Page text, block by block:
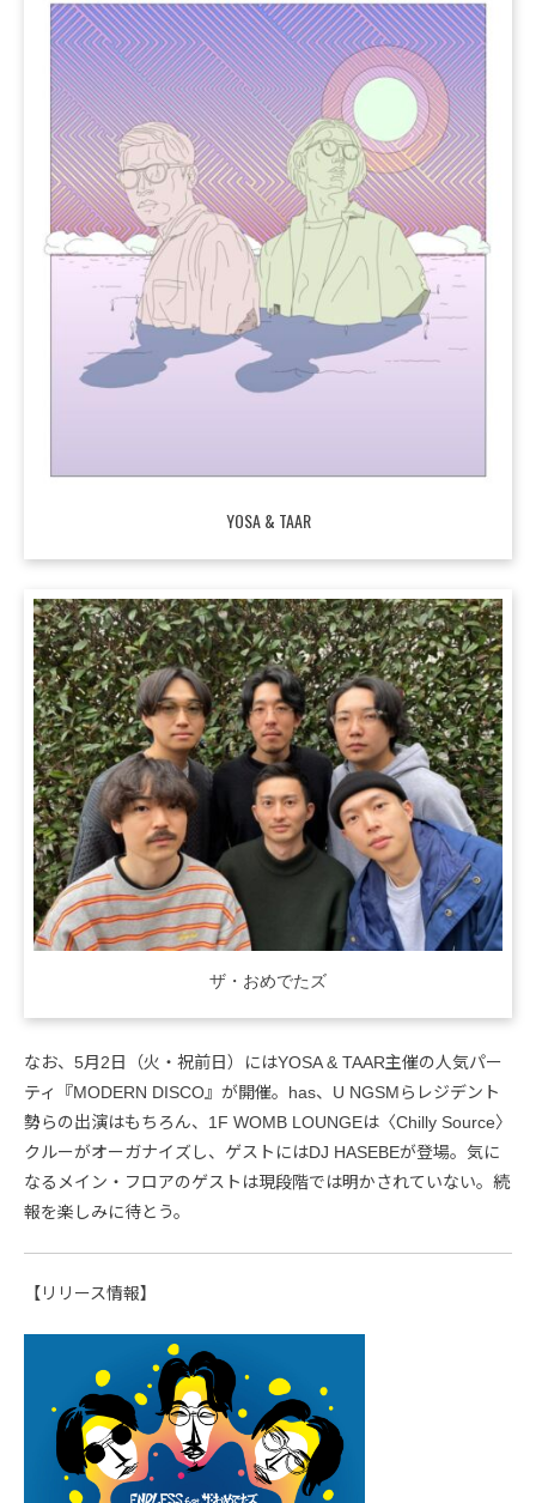
YOSA & TAAR
ザ・おめでたズ
なお、5月2日（火・祝前日）にはYOSA & TAAR主催の人気パー
ティ『MODERN DISCO』が開催。has、U NGSMらレジデント
勢らの出演はもちろん、1F WOMB LOUNGEは〈Chilly Source〉
クルーがオーガナイズし、ゲストにはDJ HASEBEが登場。気に
なるメイン・フロアのゲストは現段階では明かされていない。続
報を楽しみに待とう。
【リリース情報】